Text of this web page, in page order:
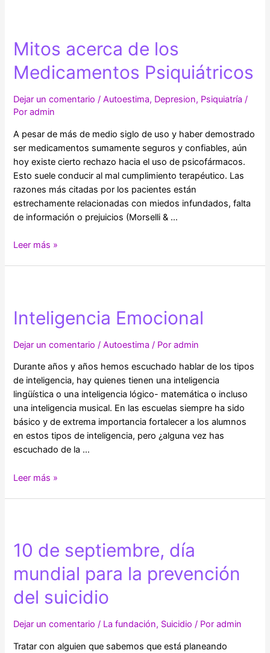
de
bloqueos
Mitos acerca de los
Medicamentos Psiquiátricos
Dejar un comentario /Autoestima, Depresion, Psiquiatría /
Poradmin
A pesar de más de medio siglo de uso y haber demostrado
ser medicamentos sumamente seguros y confiables, aún
hoy existe cierto rechazo hacia el uso de psicofármacos.
Esto suele conducir al mal cumplimiento terapéutico. Las
razones más citadas por los pacientes están
estrechamente relacionadas con miedos infundados, falta
de información o prejuicios (Morselli & …
Mitos
Psiquiátricos
Leer más »
Inteligencia Emocional
Dejar un comentario /Autoestima / Poradmin
Durante años y años hemos escuchado hablar de los tipos
de inteligencia, hay quienes tienen una inteligencia
lingüística o una inteligencia lógico- matemática o incluso
una inteligencia musical. En las escuelas siempre ha sido
básico y de extrema importancia fortalecer a los alumnos
en estos tipos de inteligencia, pero ¿alguna vez has
escuchado de la …
Inteligencia
Leer más »
10 de septiembre, día
mundial para la prevención
del suicidio
Dejar un comentario / La fundación, Suicidio / Poradmin
Tratar con alguien que sabemos que está planeando